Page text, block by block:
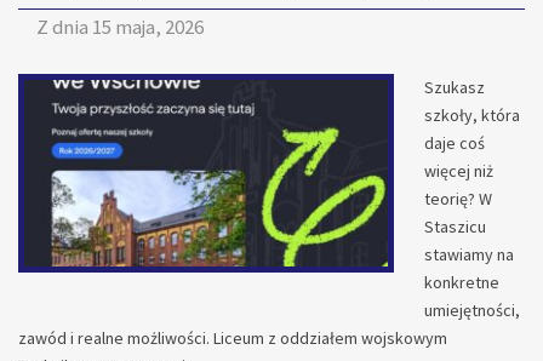
Z dnia 15 maja, 2026
Szukasz
szkoły, która
daje coś
więcej niż
teorię? W
Staszicu
stawiamy na
konkretne
umiejętności,
zawód i realne możliwości. Liceum z oddziałem wojskowym